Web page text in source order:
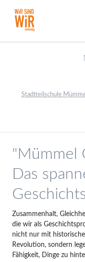
Stadtteilschule
"Mümmel
Das
Zusammenhalt,
die wir als
nicht nur mit
Revolution, sondern
Fähigkeit, Dinge zu